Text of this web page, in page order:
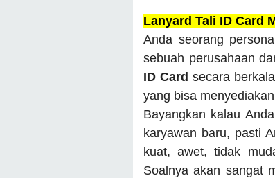
Lanyard Tali ID Card
Anda seorang
sebuah perusahaan
ID Cardsecara
yang bisa
Bayangkan kalau
karyawan baru, pasti
kuat, awet, tidak
Soalnya akan sangat